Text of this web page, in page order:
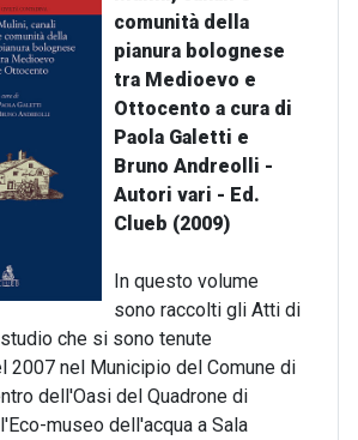
comunità della
pianura bolognese
tra Medioevo e
Ottocento a cura di
Paola Galetti e
Bruno Andreolli -
Autori vari - Ed.
Clueb (2009)
In questo volume
sono raccolti gli Atti di
che si sono tenute
2007 nel Municipio del Comune di
dell'Oasi del Quadrone di
museo dell'acqua a Sala